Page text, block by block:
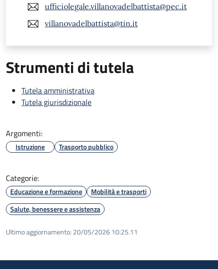
ufficiolegale.villanovadelbattista@pec.it
villanovadelbattista@tin.it
Strumenti di tutela
Tutela amministrativa
Tutela giurisdizionale
Argomenti:
Istruzione Trasporto pubblico
Categorie:
Educazione e formazione
Mobilità e trasporti
Salute, benessere e assistenza
Ultimo aggiornamento: 20/05/2026 10:25.11